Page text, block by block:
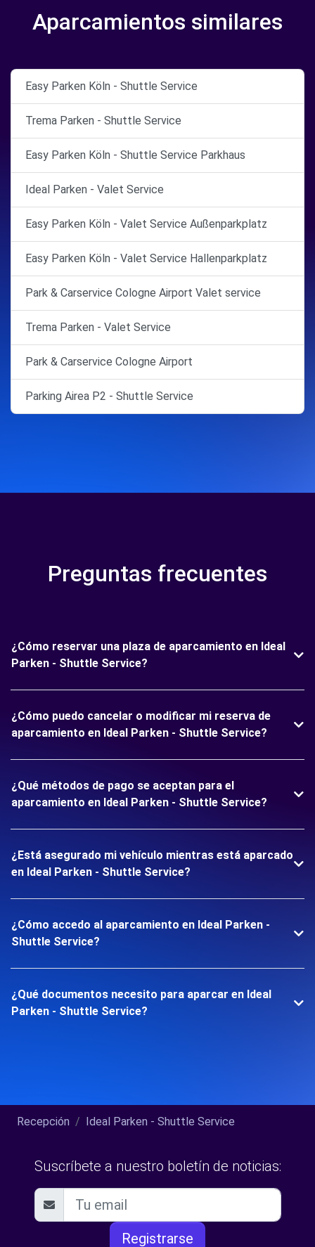
Aparcamientos similares
Easy Parken Köln - Shuttle Service
Trema Parken - Shuttle Service
Easy Parken Köln - Shuttle Service Parkhaus
Ideal Parken - Valet Service
Easy Parken Köln - Valet Service Außenparkplatz
Easy Parken Köln - Valet Service Hallenparkplatz
Park & Carservice Cologne Airport Valet service
Trema Parken - Valet Service
Park & Carservice Cologne Airport
Parking Airea P2 - Shuttle Service
Preguntas frecuentes
¿Cómo reservar una plaza de aparcamiento en Ideal
Parken - Shuttle Service?
¿Cómo puedo cancelar o modificar mi reserva de
aparcamiento en Ideal Parken - Shuttle Service?
¿Qué métodos de pago se aceptan para el
aparcamiento en Ideal Parken - Shuttle Service?
¿Está asegurado mi vehículo mientras está aparcado
en Ideal Parken - Shuttle Service?
¿Cómo accedo al aparcamiento en Ideal Parken -
Shuttle Service?
¿Qué documentos necesito para aparcar en Ideal
Parken - Shuttle Service?
Recepción Ideal Parken - Shuttle Service
Suscríbete a nuestro boletín de noticias:
Registrarse